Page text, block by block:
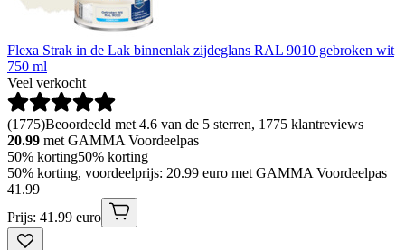
Flexa Strak in de Lak binnenlak zijdeglans RAL 9010 gebroken wit
750 ml
Veel verkocht
(1775)Beoordeeld met 4.6 van de 5 sterren, 1775 klantreviews
20.99 met GAMMA Voordeelpas
50% korting50% korting
50% korting, voordeelprijs: 20.99 euro met GAMMA Voordeelpas
41 .99
Prijs: 41.99 euro